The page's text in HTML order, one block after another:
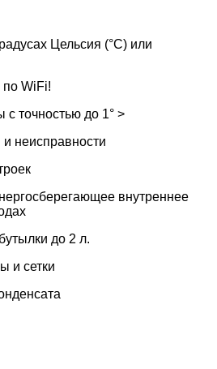
Цельсия (°С) или
по WiFi!
с точностью до 1° >
неисправности
внутреннее
до 2 л.
и сетки